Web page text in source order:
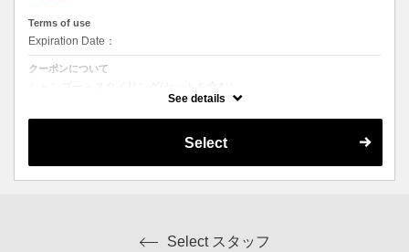
Terms of use
Expiration Date：
クーポンについて
スタイリングの内容によってはお値段前後します。
See details
Select
Select スタッフ